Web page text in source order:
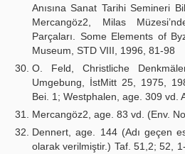
Anısına Sanat Tarihi Semineri
Mercangöz2, Milas
Parçaları. Some Elements of
Museum, STD VIII, 1996, 81-98
O. Feld, Christliche
Umgebung, İstMitt 25, 1975,
Bei. 1; Westphalen, age. 309 vd.
Mercangöz2, age. 83 vd. (Env.
Dennert, age. 144 (Adı geçen
olarak verilmiştir.) Taf. 51,2; 52,